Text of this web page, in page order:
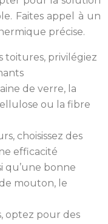
Faites appel à un
précise.
toitures, privilégiez
de verre, la
ou la fibre
choisissez des
efficacité
qu’une bonne
mouton, le
optez pour des